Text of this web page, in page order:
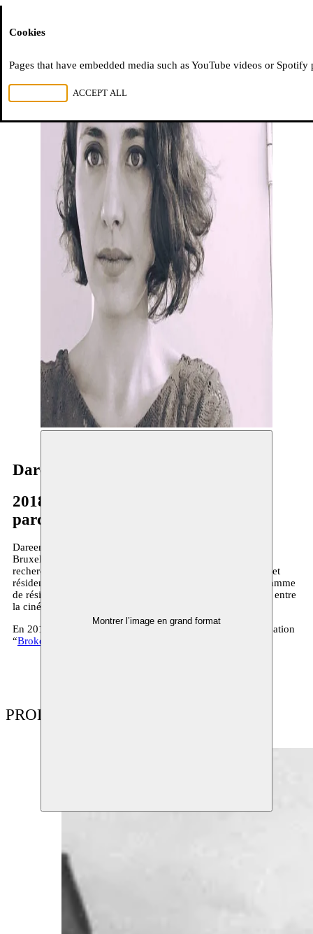
Montrer l’image en grand format
Dareen Abbas
2018–2019
parcours à long terme
Dareen Abbas est une artiste visuelle qui vit et travaille à
Bruxelles. Après avoir obtenu son diplôme de l’ ERG en
recherche graphique, elle a participé à diverses expositions et
résidences, telles que la Biennale de Taipe 2016 et le programme
de résidence WIELS 2017. Son travail se situe à la frontière entre
la cinématographie et la sculpture.
En 2019, elle est artiste en résidence à Moussem pour la création
“Broken Shapes
PRODUCTIONS
Cookies
Pages that have embedded media such as YouTube videos or
ACCEPT ALL